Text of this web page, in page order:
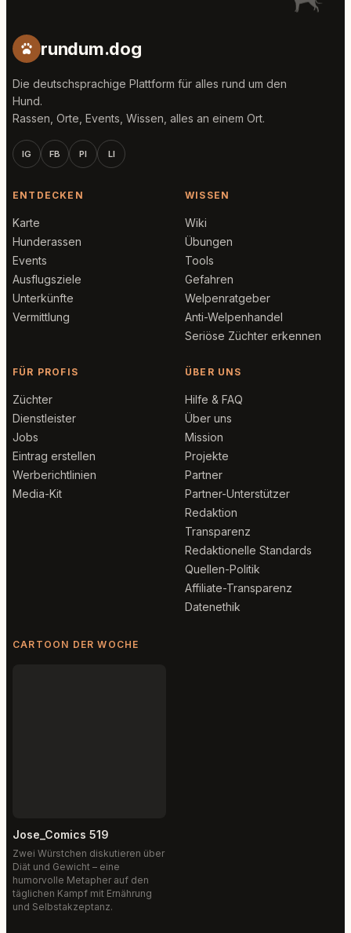
rundum.dog
Die deutschsprachige Plattform für alles rund um den
Hund.
Rassen, Orte, Events, Wissen, alles an einem Ort.
IG FB PI LI
ENTDECKEN
Karte
Hunderassen
Events
Ausflugsziele
Unterkünfte
Vermittlung
WISSEN
Wiki
Übungen
Tools
Gefahren
Welpenratgeber
Anti-Welpenhandel
Seriöse Züchter erkennen
FÜR PROFIS
Züchter
Dienstleister
Jobs
Eintrag erstellen
Werberichtlinien
Media-Kit
ÜBER UNS
Hilfe & FAQ
Über uns
Mission
Projekte
Partner
Partner-Unterstützer
Redaktion
Transparenz
Redaktionelle Standards
Quellen-Politik
Affiliate-Transparenz
Datenethik
CARTOON DER WOCHE
Jose_Comics 519
Zwei Würstchen diskutieren über
Diät und Gewicht – eine
humorvolle Metapher auf den
täglichen Kampf mit Ernährung
und Selbstakzeptanz.